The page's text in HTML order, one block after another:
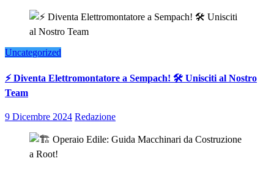
Uncategorized
⚡ Diventa Elettromontatore a Sempach! 🛠️ Unisciti al Nostro
Team
9 Dicembre 2024 Redazione